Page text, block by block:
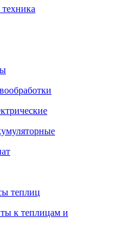
теплиц
к теплицам и